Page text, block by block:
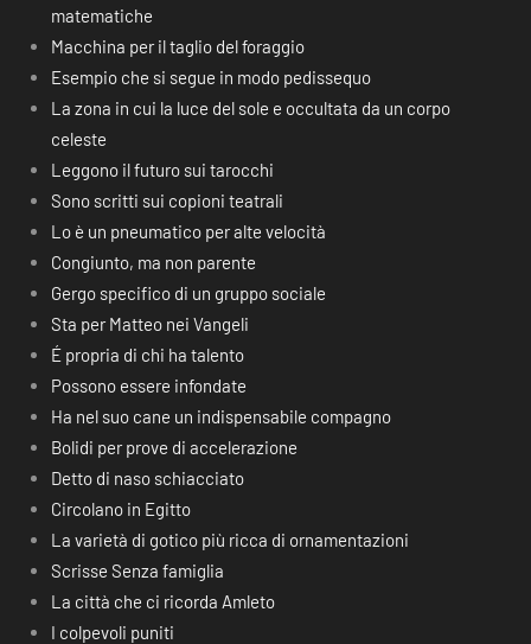
matematiche
Macchina per il taglio del foraggio
Esempio che si segue in modo pedissequo
La zona in cui la luce del sole e occultata da un corpo
celeste
Leggono il futuro sui tarocchi
Sono scritti sui copioni teatrali
Lo è un pneumatico per alte velocità
Congiunto, ma non parente
Gergo specifico di un gruppo sociale
Sta per Matteo nei Vangeli
É propria di chi ha talento
Possono essere infondate
Ha nel suo cane un indispensabile compagno
Bolidi per prove di accelerazione
Detto di naso schiacciato
Circolano in Egitto
La varietà di gotico più ricca di ornamentazioni
Scrisse Senza famiglia
La città che ci ricorda Amleto
I colpevoli puniti